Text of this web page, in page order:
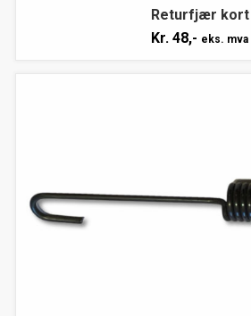
Returfjær kort
Kr. 48,- eks. mva